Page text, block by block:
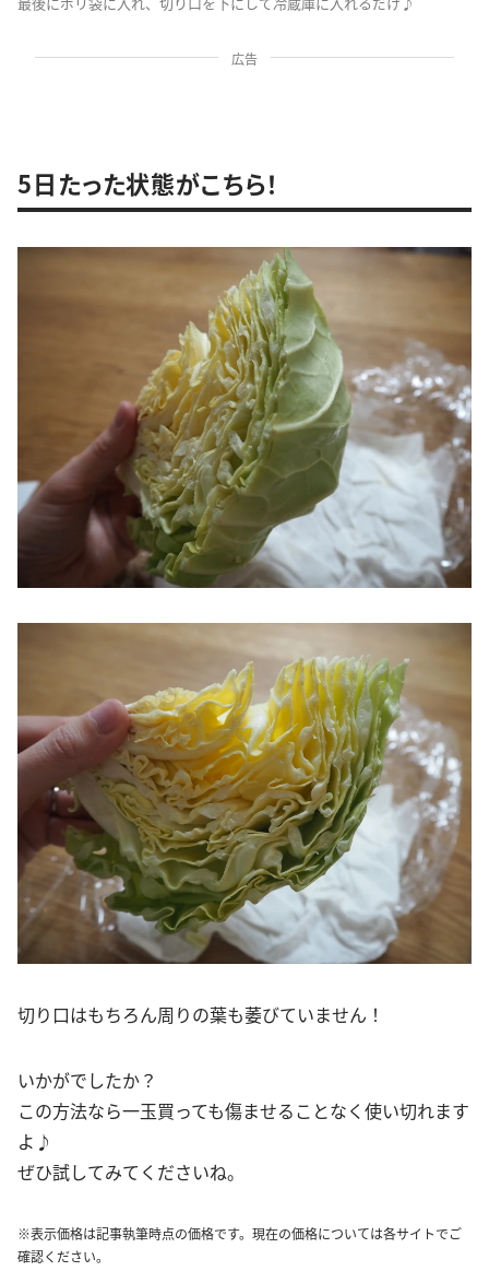
広告
5日たった状態がこちら！
切り口はもちろん周りの葉も萎びていません！
いかがでしたか？
この方法なら一玉買っても傷ませることなく使い切れます
よ♪
ぜひ試してみてくださいね。
※表示価格は記事執筆時点の価格です。現在の価格については各サイトでご
確認ください。